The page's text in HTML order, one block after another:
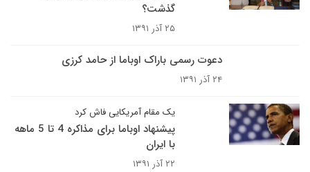
گذشت؟
۲۵ آذر ۱۳۹۱
دعوت رسمی باراک اوباما از حامد کرزی
۲۴ آذر ۱۳۹۱
یک مقام آمریکایی فاش کرد
پیشنهاد اوباما برای مذاکره 4 تا 5 ماهه
با ایران
۲۲ آذر ۱۳۹۱